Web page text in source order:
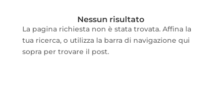
Nessun risultato
La pagina richiesta non è stata trovata. Affina la
tua ricerca, o utilizza la barra di navigazione qui
sopra per trovare il post.